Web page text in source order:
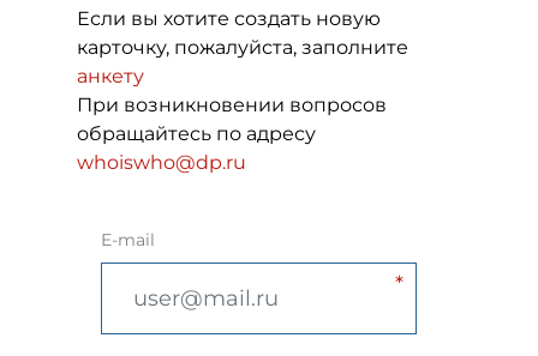
Если вы хотите создать новую
карточку, пожалуйста, заполните
анкету
При возникновении вопросов
обращайтесь по адресу
whoiswho@dp.ru
E-mail